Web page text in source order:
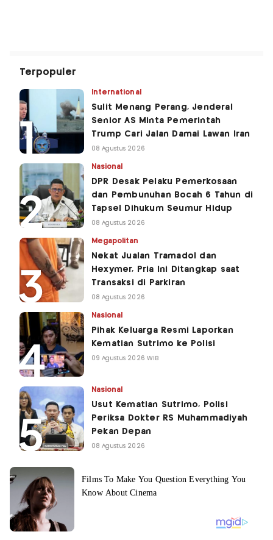
Terpopuler
International
Sulit Menang Perang, Jenderal
Senior AS Minta Pemerintah
Trump Cari Jalan Damai Lawan Iran
08 Agustus 2026
Nasional
DPR Desak Pelaku Pemerkosaan
dan Pembunuhan Bocah 6 Tahun di
Tapsel Dihukum Seumur Hidup
08 Agustus 2026
Megapolitan
Nekat Jualan Tramadol dan
Hexymer, Pria Ini Ditangkap saat
Transaksi di Parkiran
08 Agustus 2026
Nasional
Pihak Keluarga Resmi Laporkan
Kematian Sutrimo ke Polisi
09 Agustus 2026 WIB
Nasional
Usut Kematian Sutrimo, Polisi
Periksa Dokter RS Muhammadiyah
Pekan Depan
08 Agustus 2026